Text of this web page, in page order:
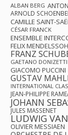
ALBAN BERG
ARNOLD
CAMILLE SAINT-
CÉSAR FRANCK
ENSEMBLE
FELIX
FRANZ
GAETANO DONIZETTI
GIACOMO PUCCINI
GUSTAV
INTERNATIONAL
JEAN-PHILIPPE
JOHANN
JULES MASSENET
LUDWIG
OLIVIER MESSIAEN